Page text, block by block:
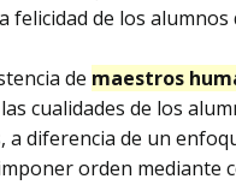
felicidad de los
de maestros
cualidades de los
a diferencia de un
orden mediante